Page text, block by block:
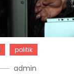
politik
admin